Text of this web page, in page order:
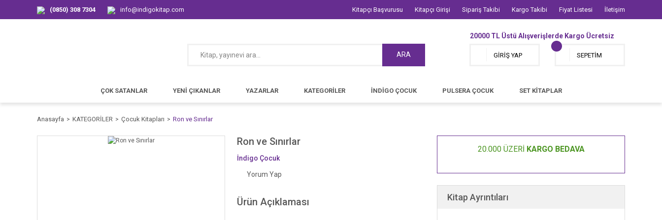
(0850) 308 7304 info@indigokitap.com Kitapçı Başvurusu Kitapçı Girişi Sipariş Takibi Kargo Takibi Fiyat Listesi İletişim
ARA
20000 TL Üstü Alışverişlerde Kargo Ücretsiz
GİRİŞ YAP SEPETİM
ÇOK SATANLAR YENİ ÇIKANLAR YAZARLAR KATEGORİLER İNDİGO ÇOCUK PULSERA ÇOCUK SET KİTAPLAR
Anasayfa KATEGORİLER Çocuk Kitapları Ron ve Sınırlar
Ron ve Sınırlar
İndigo Çocuk
Yorum Yap
Ürün Açıklaması
20.000 ÜZERİ KARGO BEDAVA
Kitap Ayrıntıları